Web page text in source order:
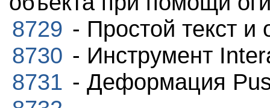
8729 - Простой текст
8730 - Инструмент
8731 - Деформация